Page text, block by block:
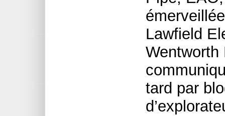
Lawfield
Wentworth
tard par